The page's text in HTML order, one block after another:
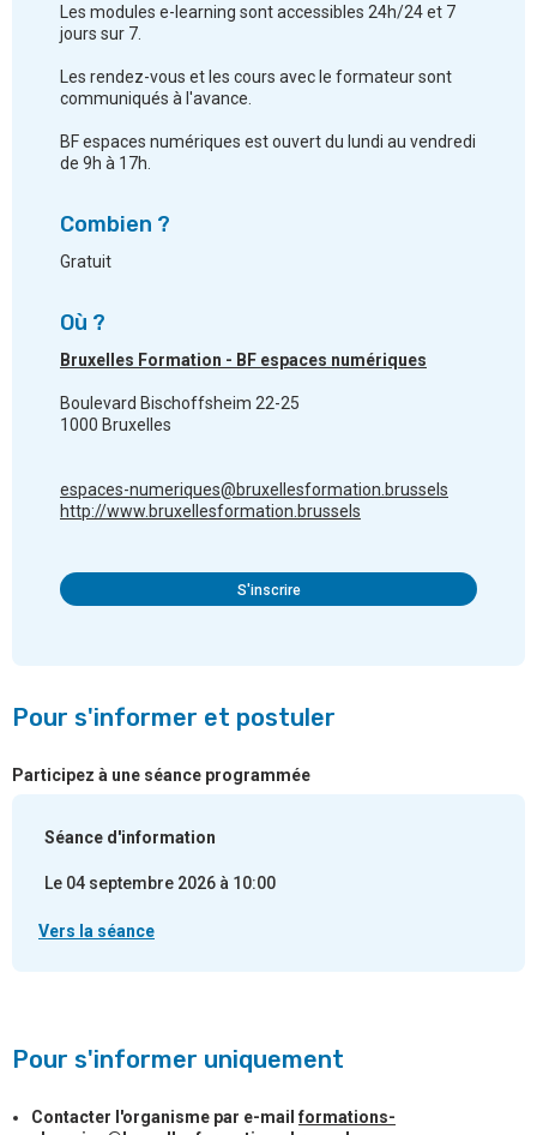
Les modules e-learning sont accessibles 24h/24 et 7
jours sur 7.
Les rendez-vous et les cours avec le formateur sont
communiqués à l'avance.
BF espaces numériques est ouvert du lundi au vendredi
de 9h à 17h.
Combien ?
Gratuit
Où ?
Bruxelles Formation - BF espaces numériques
Boulevard Bischoffsheim 22-25
1000 Bruxelles
espaces-numeriques@bruxellesformation.brussels
http://www.bruxellesformation.brussels
S'inscrire
Pour s'informer et postuler
Participez à une séance programmée
Séance d'information
Le 04 septembre 2026 à 10:00
Vers la séance
Pour s'informer uniquement
Contacter l'organisme par e-mail formations-